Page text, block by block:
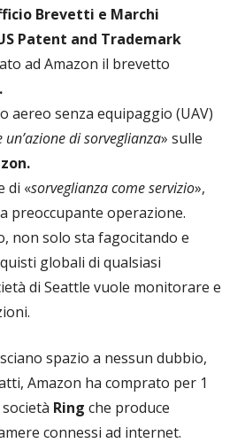
Brevetti e Marchi
Patent and Trademark
ad Amazon il brevetto
aereo senza equipaggio (UAV)
un’azione di sorveglianza» sulle
di «sorveglianza come servizio»,
preoccupante operazione.
non solo sta fagocitando e
globali di qualsiasi
di Seattle vuole monitorare e
spazio a nessun dubbio,
Amazon ha comprato per 1
Ring che produce
connessi ad internet.